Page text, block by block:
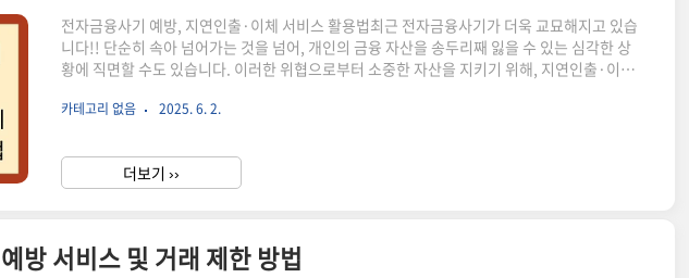
전자금융사기 예방, 지연인출·이체 서비스 활용법최근 전자금융사기가 더욱 교묘해지고 있습
니다!! 단순히 속아 넘어가는 것을 넘어, 개인의 금융 자산을 송두리째 잃을 수 있는 심각한 상
황에 직면할 수도 있습니다. 이러한 위협으로부터 소중한 자산을 지키기 위해, 지연인출·이체
을 위한 필수적인 정보와 지연인출·이체 서비스 활용법을 상세히 안내해 드리겠습니다.전자금
신적 고통을 초래할 수 있습니다. 예방이 중요한 이유는 다음과 같습니다.1. 피해 복구의 어려
움일단 전자금융사기가 발생하면, 피해 금액을 회수하는 것이 매우 어렵습니다. 사기범..
카테고리 없음 2025. 6. 2.
더보기 ››
방 서비스 및 거래 제한 방법